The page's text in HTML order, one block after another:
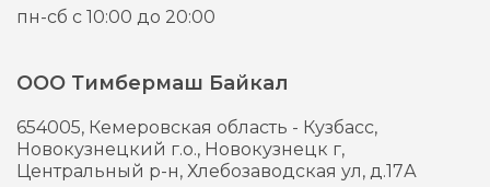
пн-сб с 10:00 до 20:00
ООО Тимбермаш Байкал
654005, Кемеровская область - Кузбасс,
Новокузнецкий г.о., Новокузнецк г,
Центральный р-н, Хлебозаводская ул, д.17А